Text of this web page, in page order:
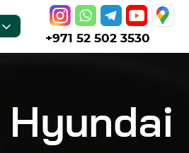
+971 52 502 3530
Hyundai